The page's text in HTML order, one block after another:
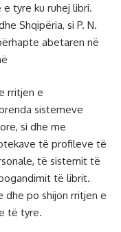
tyre ku ruhej libri.
Shqipëria, si P. N.
abetaren në
rritjen e
sistemeve
si dhe me
të profileve të
të sistemit të
të librit.
dhe po shijon rritjen e
të tyre.